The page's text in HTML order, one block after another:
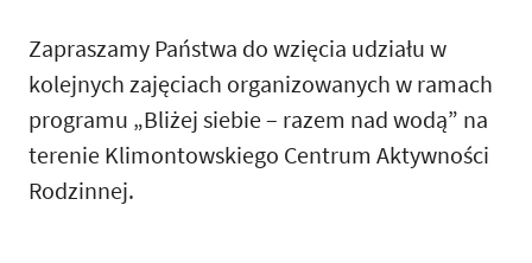
Zapraszamy Państwa do wzięcia udziału w
kolejnych zajęciach organizowanych w ramach
programu „Bliżej siebie – razem nad wodą” na
terenie Klimontowskiego Centrum Aktywności
Rodzinnej.